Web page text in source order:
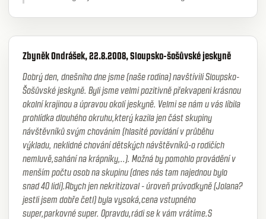
Zbyněk Ondrášek, 22.8.2008, Sloupsko-šošůvské jeskyně
Dobrý den, dnešního dne jsme (naše rodina) navštívili Sloupsko-
Šošůvské jeskyně. Byli jsme velmi pozitivně překvapeni krásnou
okolní krajinou a úpravou okolí jeskyně. Velmi se nám u vás líbila
prohlídka dlouhého okruhu,který kazila jen část skupiny
návštěvníků svým chováním (hlasité povídání v průběhu
výkladu, neklidné chování dětských návštěvníků-o rodičích
nemluvě,sahání na krápníky,..). Možná by pomohlo provádění v
menším počtu osob na skupinu (dnes nás tam najednou bylo
snad 40 lidí).Abych jen nekritizoval - úroveň prúvodkyně (Jolana?
jestli jsem dobře četl) byla vysoká,cena vstupného
super,parkovné super. Opravdu,rádi se k vám vrátíme.S